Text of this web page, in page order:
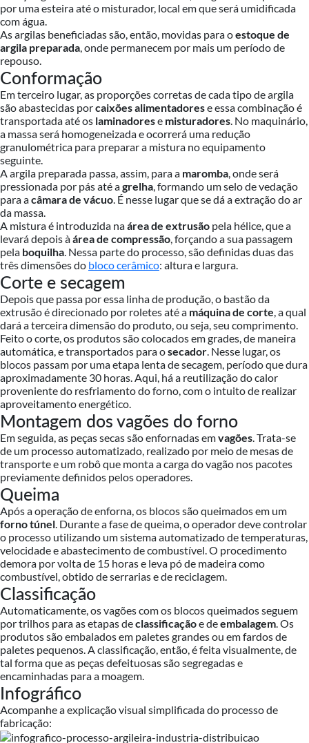
por uma esteira até o misturador, local em que será umidificada
com água.
As argilas beneficiadas são, então, movidas para oestoque de
argila preparada, onde permanecem por mais um período de
repouso.
Conformação
Em terceiro lugar, as proporções corretas de cada tipo de argila
são abastecidas porcaixões alimentadorese essa combinação é
transportada até os laminadorese misturadores. No maquinário,
a massa será homogeneizada e ocorrerá uma redução
granulométrica para preparar a mistura no equipamento
seguinte.
A argila preparada passa, assim, para a maromba, onde será
pressionada por pás até agrelha, formando um selo de vedação
para acâmara de vácuo. É nesse lugar que se dá a extração do ar
da massa.
A mistura é introduzida naárea de extrusão pela hélice, que a
levará depois àárea de compressão, forçando a sua passagem
pela boquilha. Nessa parte do processo, são definidas duas das
três dimensões do bloco cerâmico: altura e largura.
Corte e secagem
Depois que passa por essa linha de produção, o bastão da
extrusão é direcionado por roletes até a máquina de corte, a qual
dará a terceira dimensão do produto, ou seja, seu comprimento.
Feito o corte, os produtos são colocados em grades, de maneira
automática, e transportados para osecador. Nesse lugar, os
blocos passam por uma etapa lenta de secagem, período que dura
aproximadamente 30 horas. Aqui, há a reutilização do calor
proveniente do resfriamento do forno, com o intuito de realizar
aproveitamento energético.
Montagem dos vagões do forno
Em seguida, as peças secas são enfornadas emvagões. Trata-se
de um processo automatizado, realizado por meio de mesas de
transporte e um robô que monta a carga do vagão nos pacotes
previamente definidos pelos operadores.
Queima
Após a operação de enforna, os blocos são queimados em um
forno túnel. Durante a fase de queima, o operador deve controlar
o processo utilizando um sistema automatizado de temperaturas,
velocidade e abastecimento de combustível. O procedimento
demora por volta de 15 horas e leva pó de madeira como
combustível, obtido de serrarias e de reciclagem.
Classificação
Automaticamente, os vagões com os blocos queimados seguem
por trilhos para as etapas declassificaçãoe deembalagem. Os
produtos são embalados em paletes grandes ou em fardos de
paletes pequenos. A classificação, então, é feita visualmente, de
tal forma que as peças defeituosas são segregadas e
encaminhadas para a moagem.
Infográfico
Acompanhe a explicação visual simplificada do processo de
fabricação: